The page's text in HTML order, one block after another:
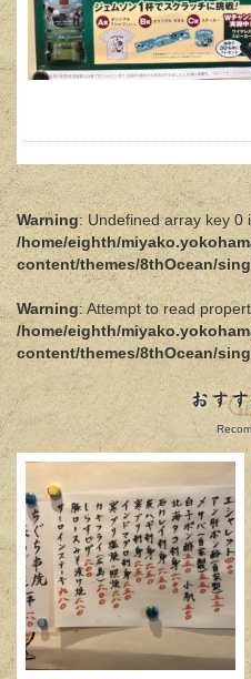
Warning: Undefined array key 0
/home/eighth/
content/themes/8thOcean/
Warning: Attempt to read
/home/eighth/
content/themes/8thOcean/
おす